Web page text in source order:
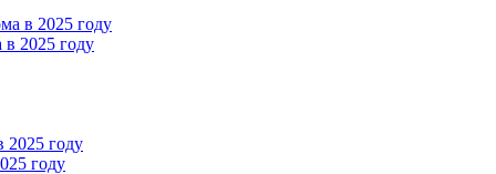
2025 году
году